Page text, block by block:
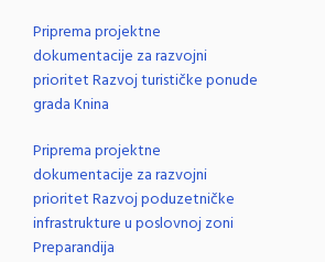
Priprema projektne
dokumentacije za razvojni
prioritet Razvoj turističke ponude
grada Knina
Priprema projektne
dokumentacije za razvojni
prioritet Razvoj poduzetničke
infrastrukture u poslovnoj zoni
Preparandija